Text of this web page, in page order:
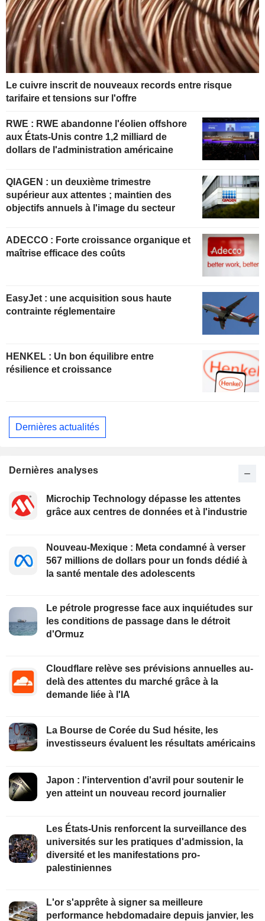
Le cuivre inscrit de nouveaux records entre risque
tarifaire et tensions sur l'offre
RWE : RWE abandonne l'éolien offshore
aux États-Unis contre 1,2 milliard de
dollars de l'administration américaine
QIAGEN : un deuxième trimestre
supérieur aux attentes ; maintien des
objectifs annuels à l'image du secteur
ADECCO : Forte croissance organique et
maîtrise efficace des coûts
EasyJet : une acquisition sous haute
contrainte réglementaire
HENKEL : Un bon équilibre entre
résilience et croissance
Dernières actualités
Dernières analyses
Microchip Technology dépasse les attentes
grâce aux centres de données et à l'industrie
Nouveau-Mexique : Meta condamné à verser
567 millions de dollars pour un fonds dédié à
la santé mentale des adolescents
Le pétrole progresse face aux inquiétudes sur
les conditions de passage dans le détroit
d'Ormuz
Cloudflare relève ses prévisions annuelles au-
delà des attentes du marché grâce à la
demande liée à l'IA
La Bourse de Corée du Sud hésite, les
investisseurs évaluent les résultats américains
Japon : l'intervention d'avril pour soutenir le
yen atteint un nouveau record journalier
Les États-Unis renforcent la surveillance des
universités sur les pratiques d'admission, la
diversité et les manifestations pro-
palestiniennes
L'or s'apprête à signer sa meilleure
performance hebdomadaire depuis janvier, les